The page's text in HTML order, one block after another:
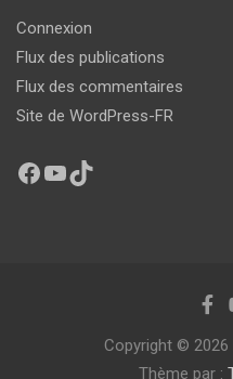
Connexion
Flux des publications
Flux des commentaires
Site de WordPress-FR
Copyright © 2026
Thème par :